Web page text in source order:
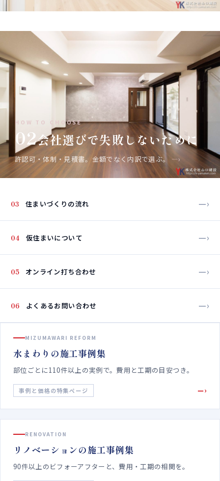
HOW TO CHOOSE
02会社選びで失敗しないために
許認可・体制・見積書。金額でなく内訳で選ぶ。 —›
03 住まいづくりの流れ —›
04 仮住まいについて —›
05 オンライン打ち合わせ —›
06 よくあるお問い合わせ —›
MIZUMAWARI REFORM
水まわりの施工事例集
部位ごとに110件以上の実例で。費用と工期の目安つき。
事例と価格の特集ページ —›
RENOVATION
リノベーションの施工事例集
90件以上のビフォーアフターと、費用・工期の相関を。